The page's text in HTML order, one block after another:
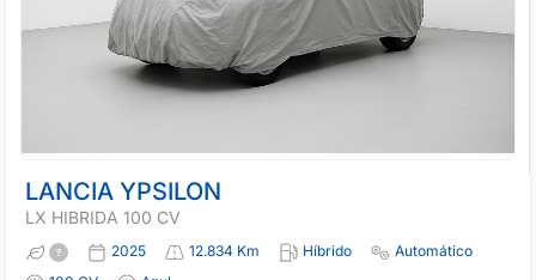
LANCIA YPSILON
LX HIBRIDA 100 CV
2025 12.834 Km Híbrido
Automático